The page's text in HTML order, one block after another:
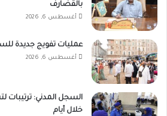
بالقضارف
أغسطس 6, 2026
عمليات تفويج جديدة
أغسطس 6, 2026
السجل المدني: ترتيبات
خلال أيام